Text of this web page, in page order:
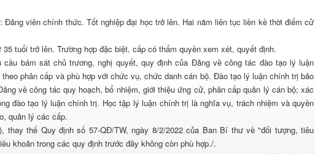
viên chính thức. Tốt nghiệp đại học trở lên. Hai năm liên tục liền kề thời điểm cử
tuổi trở lên. Trường hợp đặc biệt, cấp có thẩm quyền xem xét, quyết định.
bám sát chủ trương, nghị quyết, quy định của Đảng về công tác đào tạo lý luận
phân cấp và phù hợp với chức vụ, chức danh cán bộ. Đào tạo lý luận chính trị bảo
về công tác quy hoạch, bổ nhiệm, giới thiệu ứng cử, phân cấp quản lý cán bộ; xác
đào tạo lý luận chính trị. Học tập lý luận chính trị là nghĩa vụ, trách nhiệm và quyền
quản lý các cấp.
thay thế Quy định số 57-QĐ/TW, ngày 8/2/2022 của Ban Bí thư về "đối tượng, tiêu
khoản trong các quy định trước đây không còn phù hợp./.